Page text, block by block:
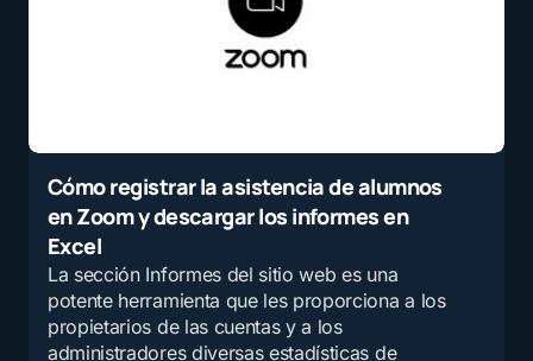
Cómo registrar la asistencia de alumnos
en Zoom y descargar los informes en
Excel
La sección Informes del sitio web es una
potente herramienta que les proporciona a los
propietarios de las cuentas y a los
administradores diversas estadísticas de